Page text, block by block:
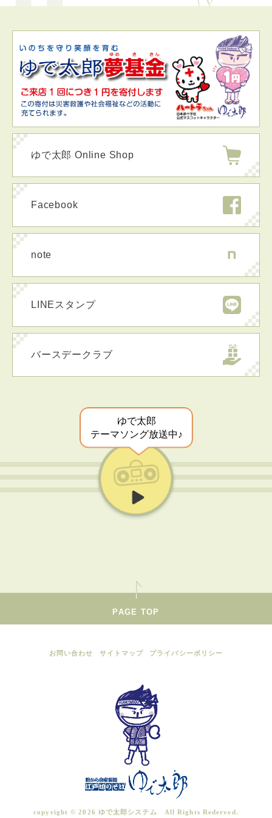
ゆで太郎 Online Shop
Facebook
note
LINEスタンプ
バースデークラブ
ゆで太郎
テーマソング放送中♪
PAGE TOP
copyright ©2026 ゆで太郎システム All Rights Rederved.
お問い合わせ サイトマップ プライバシーポリシー